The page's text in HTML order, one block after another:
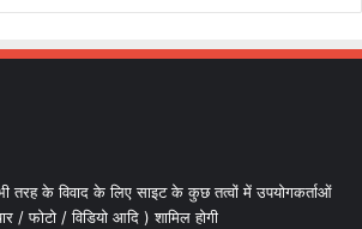
तरह के विवाद के लिए साइट के कुछ तत्वों में उपयोगकर्ताओं
/ फोटो / विडियो आदि ) शामिल होगी